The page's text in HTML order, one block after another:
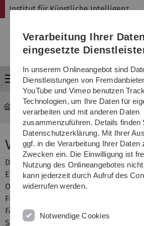
Institut für Künstliche Intelligenz
Menü
Institut für Künstliche Intelligenz
Verbalizer
Der Verbalizer ist ein Tool, das
Erklärungen in Englisch für
Ontologien erzeugt. Der bisherige
Fragment der Beschreibungslogik EL
Fähigkeiten werden aber schrittweise
Software basiert auf Java. Eine
Verarbeitung Ihrer
eingesetzte
In unserem Onlineangebot sind
Dienstleistungen von
YouTube und Vimeo benutzen
Technologien, um Ihre Daten für
verarbeiten und mit anderen Daten
zusammenzuführen. Details finden
Datenschutzerklärung. Mit Ihrer
ggf. in die Verarbeitung Ihrer Daten
Zwecken ein. Die Einwilligung ist
Nutzung des Onlineangebotes
kann jederzeit durch Aufruf des
widerrufen werden.
Notwendige Cookies